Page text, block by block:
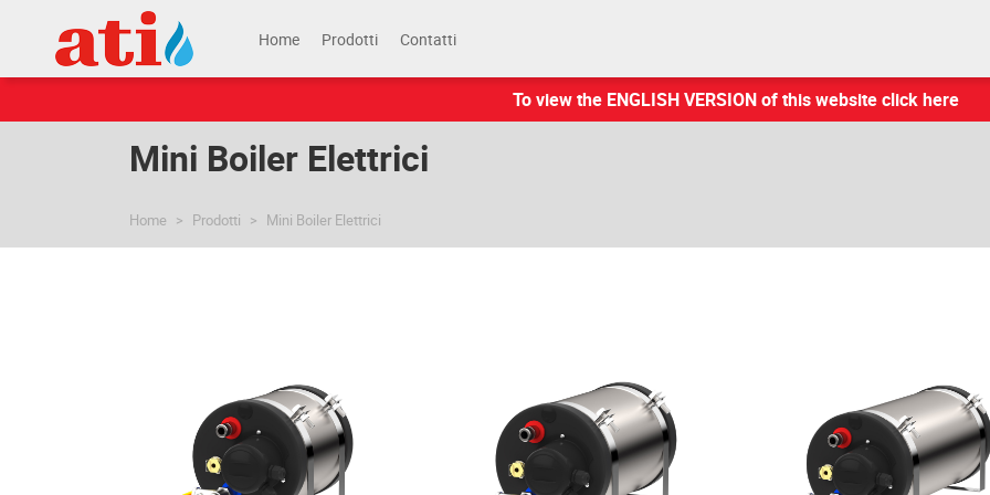
To view the ENGLISH VERSION of this website click here
Home Prodotti Contatti
Mini Boiler Elettrici
Home Prodotti Mini Boiler Elettrici